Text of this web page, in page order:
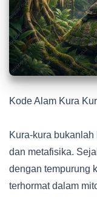
Kode Alam Kura
Kura-kura
dan metafisika.
dengan tempurung
terhormat dalam